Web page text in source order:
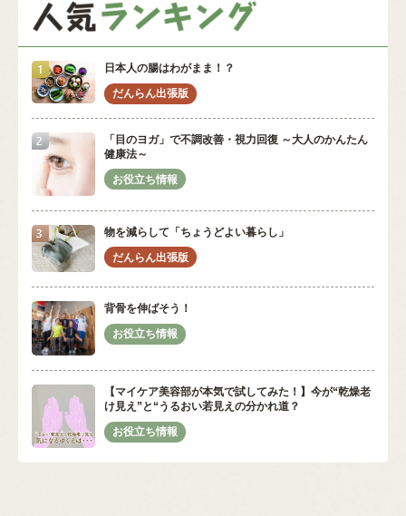
日本人の腸はわがまま！？
「目のヨガ」で不調改善・視力回復 ～大人のかんたん
健康法～
物を減らして「ちょうどよい暮らし」
背骨を伸ばそう！
【マイケア美容部が本気で試してみた！】今が“乾燥老
け見え”と“うるおい若見えの分かれ道？